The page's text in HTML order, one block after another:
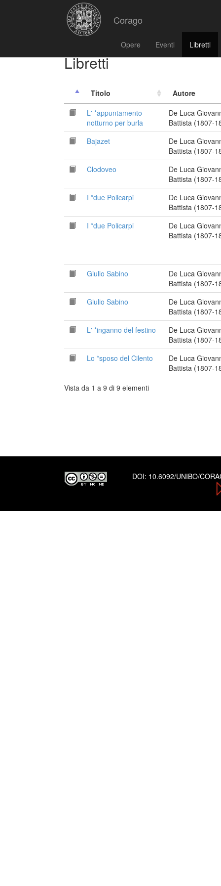
Corago
Opere Eventi Libretti
Libretti
Titolo
Autore
L' *appuntamento
notturno per burla
De Luca
Battista (1807-
Bajazet
De Luca
Battista (1807-
Clodoveo
De Luca
Battista (1807-
I *due Policarpi
De Luca
Battista (1807-
I *due Policarpi
De Luca
Battista (1807-
Giulio Sabino
De Luca
Battista (1807-
Giulio Sabino
De Luca
Battista (1807-
L' *inganno del festino
De Luca
Battista (1807-
Lo *sposo del Cilento
De Luca
Battista (1807-
Vista da 1 a 9 di 9 elementi
DOI: 10.6092/UNIBO/